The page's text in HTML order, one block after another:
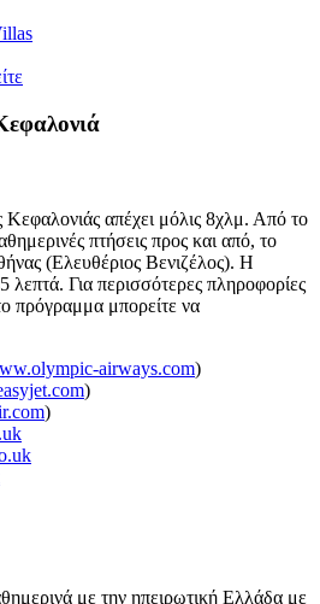
Κεφαλονιάς απέχει μόλις 8χλμ. Από το
πτήσεις προς και από, το
(Ελευθέριος Βενιζέλος). Η
λεπτά. Για περισσότερες πληροφορίες
πρόγραμμα μπορείτε να
airways.com)
)
)
με την ηπειρωτική Ελλάδα με